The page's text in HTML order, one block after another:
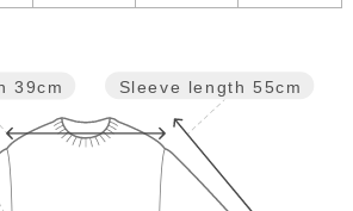
Sleeve length 55cm
39cm